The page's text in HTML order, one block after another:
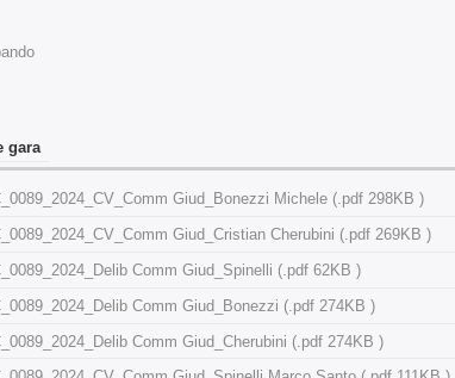
gara
Giud_Bonezzi Michele (.pdf 298KB )
Giud_Cristian Cherubini (.pdf 269KB )
Comm Giud_Spinelli (.pdf 62KB )
Comm Giud_Bonezzi (.pdf 274KB )
Comm Giud_Cherubini (.pdf 274KB )